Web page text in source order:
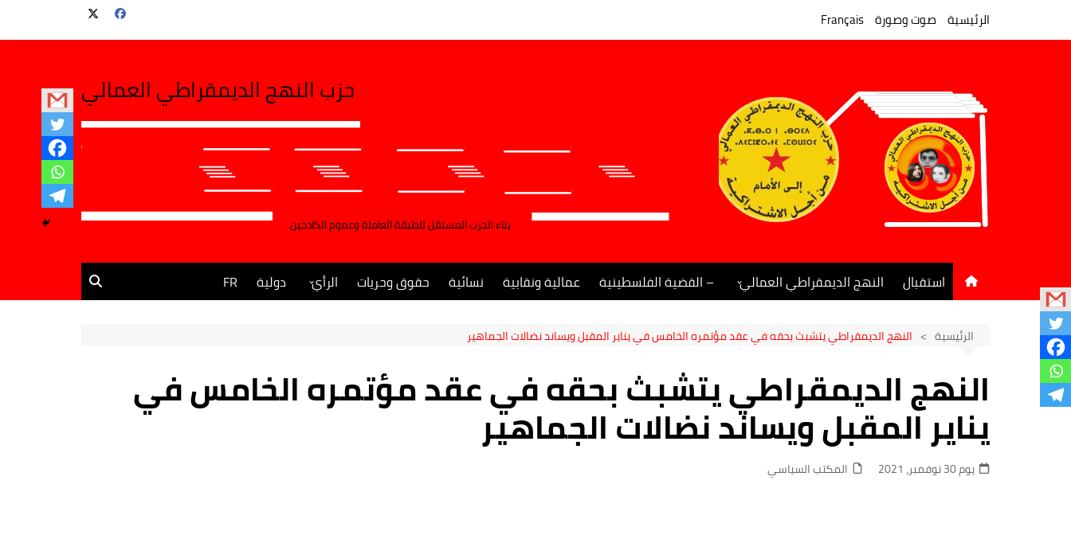
الرئيسية صوت وصورة Français
حزب النهج الديمقراطي العمالي
بناء الحزب المستقل للطبقة العاملة وعموم الكادحين
استقبال النهج الديمقراطي العمالي
جريدة النهج الديمقراطي
– القضية الفلسطينية عمالية ونقابية نسائية حقوق وحريات الرأي دولية FR
الرئيسية النهج الديمقراطي يتشبث بحقه في عقد مؤتمره الخامس في يناير المقبل ويساند نضالات الجماهير
النهج الديمقراطي يتشبث بحقه في عقد مؤتمره الخامس في
يناير المقبل ويساند نضالات الجماهير
يوم 30 نوفمبر، 2021 المكتب السياسي